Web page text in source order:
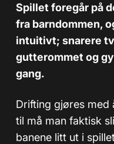
Spillet foregår på
fra barndommen,
intuitivt; snarere
gutterommet og
gang.
Drifting gjøres med
til må man faktisk
banene litt ut i